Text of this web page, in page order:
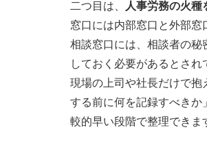
二つ目は、 人事労務の火種
窓口には内部窓口と外部窓
相談窓口には、相談者の秘
しておく必要があるとさ
現場の上司や社長だけで抱
する前に何を記録すべきか
較的早い段階で整理できま